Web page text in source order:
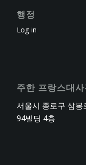
행정
Log in
주한 프랑스대
서울시 종로구 삼봉
94빌딩 4층